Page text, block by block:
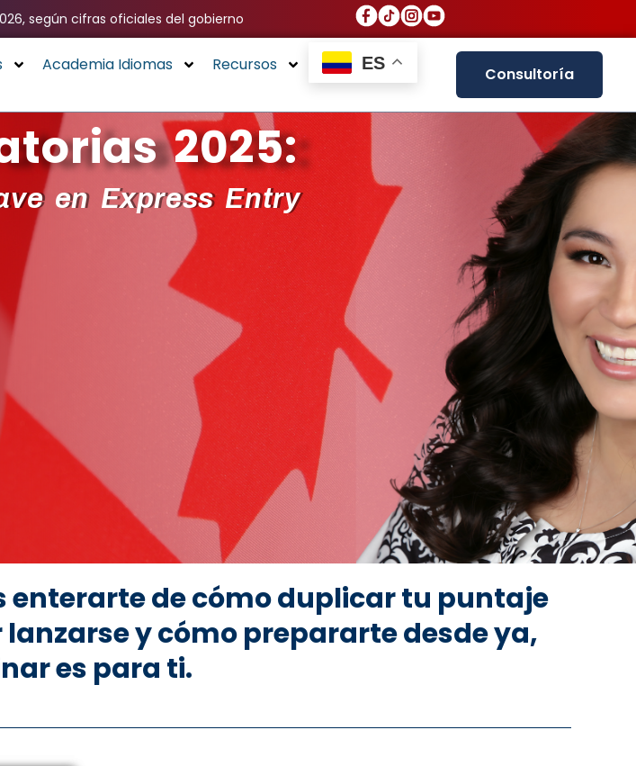
según cifras oficiales del gobierno
Academia Idiomas Recursos ES
Consultoría
2025:
enExpress Entry
enterarte de cómo duplicar tu puntaje
y cómo prepararte desde ya,
es para ti.